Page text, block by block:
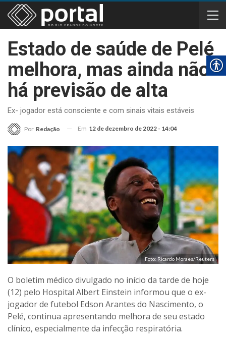
Estado de saúde de Pelé
melhora, mas ainda não
há previsão de alta
Ex- jogador está consciente e com sinais vitais estáveis
Por Redação Em 12 de dezembro de 2022 - 14:04
Foto: Ricardo Moraes/Reuters
O boletim médico divulgado no início da tarde de hoje
(12) pelo Hospital Albert Einstein informou que o ex-
jogador de futebol Edson Arantes do Nascimento, o
Pelé, continua apresentando melhora de seu estado
clínico, especialmente da infecção respiratória.